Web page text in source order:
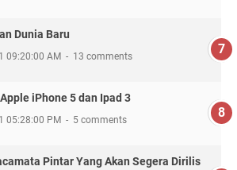
Dunia Baru
09:20:00 AM 13 comments
iPhone 5 dan Ipad 3
05:28:00 PM 5 comments
Pintar Yang Akan Segera Dirilis